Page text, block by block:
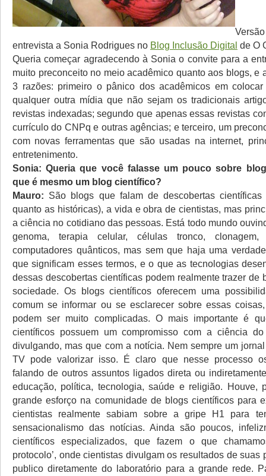
entrevista a Sonia Rodrigues no Blog Inclusão Digital de O
Queria começar agradecendo à Sonia o convite para a
muito preconceito no meio acadêmico quanto aos blogs, e
3 razões: primeiro o pânico dos acadêmicos em
qualquer outra mídia que não sejam os tradicionais
revistas indexadas; segundo que apenas essas revistas
currículo do CNPq e outras agências; e terceiro, um
com novas ferramentas que são usadas na internet,
entretenimento.
Sonia: Queria que você falasse um pouco sobre
que é mesmo um blog científico?
Mauro: São blogs que falam de descobertas
quanto as históricas), a vida e obra de cientistas, mas
a ciência no cotidiano das pessoas. Está todo mundo
genoma, terapia celular, células tronco, clonagem,
computadores quânticos, mas sem que haja uma
que significam esses termos, e o que as tecnologias
dessas descobertas científicas podem realmente trazer de
sociedade. Os blogs científicos oferecem uma
comum se informar ou se esclarecer sobre essas
podem ser muito complicadas. O mais importante é
científicos possuem um compromisso com a ciência
divulgando, mas que com a notícia. Nem sempre um
TV pode valorizar isso. É claro que nesse processo
falando de outros assuntos ligados direta ou
educação, política, tecnologia, saúde e religião. Houve,
grande esforço na comunidade de blogs científicos para
cientistas realmente sabiam sobre a gripe H1 para
sensacionalismo das notícias. Ainda são poucos,
científicos especializados, que fazem o que
protocolo’, onde cientistas divulgam os resultados de suas
publico diretamente do laboratório para a grande rede.